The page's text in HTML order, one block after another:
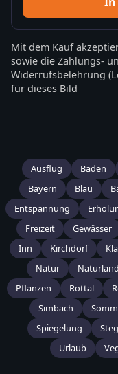
Mit dem Kauf
sowie die Zahlungs-
Widerrufsbelehrung
für dieses Bild
Ausflug Baden
Bayern
Blau
Entspannung
Freizeit
Gewässer
Inn
Kirchdorf
Natur
Pflanzen
Rottal
Simbach
Spiegelung
Steg
Urlaub